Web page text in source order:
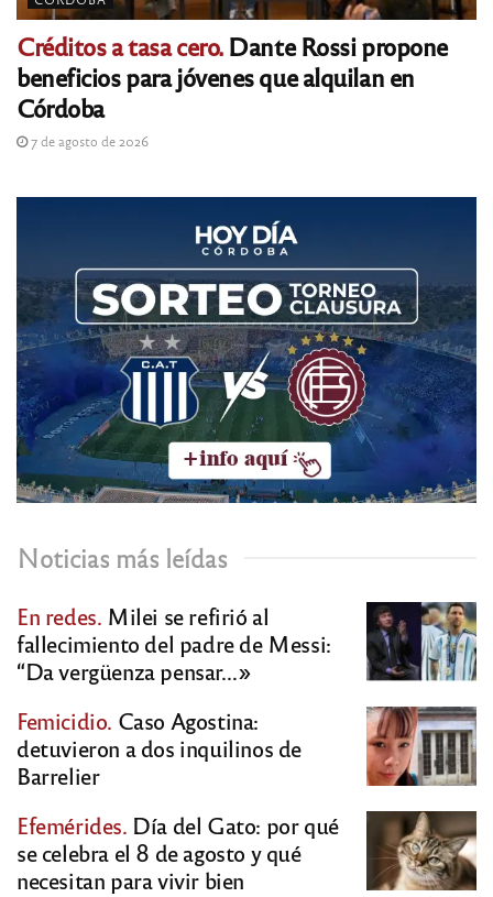
Créditos a tasa cero.Dante Rossi propone
beneficios para jóvenes que alquilan en
Córdoba
7 de agosto de 2026
Noticias más leídas
En redes. Milei se refirió al
fallecimiento del padre de Messi:
“Da vergüenza pensar…»
Femicidio. Caso Agostina:
detuvieron a dos inquilinos de
Barrelier
Efemérides. Día del Gato: por qué
se celebra el 8 de agosto y qué
necesitan para vivir bien